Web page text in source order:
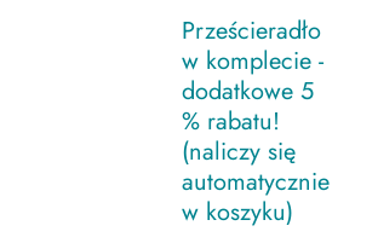
Prześcieradło
w komplecie -
dodatkowe 5
% rabatu!
(naliczy się
automatycznie
w koszyku)